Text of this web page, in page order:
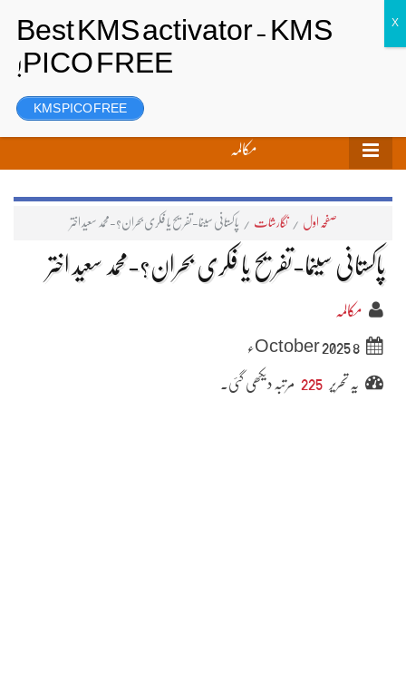
رجسٹر
مکالمہ
صفحہ اول / نگارشات / پاکستانی سینما-تفریح یا فکری بحران؟-محمد سعید اختر
پاکستانی سینما-تفریح یا فکری بحران؟-محمد سعید اختر
مکالمہ
8 October 2025ء
یہ تحریر 225 مرتبہ دیکھی گئی۔
KMS PICO FREE